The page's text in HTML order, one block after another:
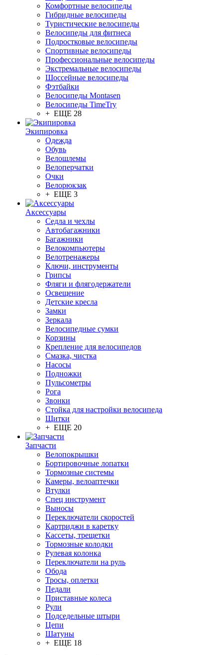
Комфортные велосипеды
Гибридные велосипеды
Туристические велосипеды
Велосипеды для фитнеса
Подростковые велосипеды
Спортивные велосипеды
Профессиональные велосипеды
Экстремальные велосипеды
Шоссейные велосипеды
Фэтбайки
Велосипеды Montasen
Велосипеды TimeTry
+ ЕЩЕ 28
Экипировка
Одежда
Обувь
Велошлемы
Велоперчатки
Очки
Велорюкзак
+ ЕЩЕ 3
Аксессуары
Седла и чехлы
Автобагажники
Багажники
Велокомпьютеры
Велотренажеры
Ключи, инструменты
Грипсы
Фляги и флягодержатели
Освещение
Детские кресла
Замки
Зеркала
Велосипедные сумки
Корзины
Крепление для велосипедов
Смазка, чистка
Насосы
Подножки
Пульсометры
Рога
Звонки
Стойка для настройки велосипеда
Щитки
+ ЕЩЕ 20
Запчасти
Велопокрышки
Бортировочные лопатки
Тормозные системы
Камеры, велоаптечки
Втулки
Спец инструмент
Выносы
Переключатели скоростей
Картриджи в каретку
Кассеты, трещетки
Тормозные колодки
Рулевая колонка
Переключатели на руль
Обода
Тросы, оплетки
Педали
Приставные колеса
Рули
Подседельные штыри
Цепи
Шатуны
+ ЕЩЕ 18